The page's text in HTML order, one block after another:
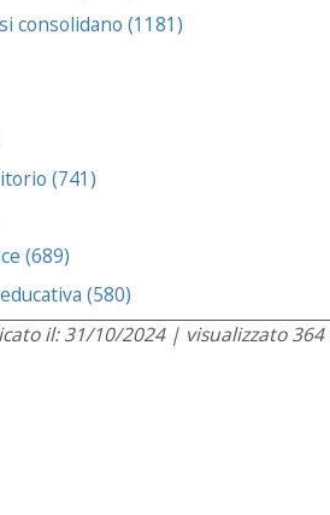
consolidano (1181)
(741)
(689)
(580)
il: 31/10/2024 | visualizzato 364